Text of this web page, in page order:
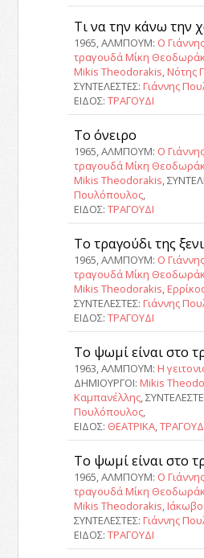
Τι να την κάνω την
1965, ΑΛΜΠΟΥΜ: Ο
τραγουδά Μίκη
Mikis Theodorakis, Νότης
ΣΥΝΤΕΛΕΣΤΕΣ: Γιάννης
ΕΙΔΟΣ: ΤΡΑΓΟΥΔΙ
Το όνειρο
1965, ΑΛΜΠΟΥΜ: Ο
τραγουδά Μίκη
Mikis Theodorakis,
Πουλόπουλος,
ΕΙΔΟΣ: ΤΡΑΓΟΥΔΙ
Το τραγούδι της
1965, ΑΛΜΠΟΥΜ: Ο
τραγουδά Μίκη
Mikis Theodorakis,
ΣΥΝΤΕΛΕΣΤΕΣ: Γιάννης
ΕΙΔΟΣ: ΤΡΑΓΟΥΔΙ
Το ψωμί είναι στο
1963, ΑΛΜΠΟΥΜ: Η
ΔΗΜΙΟΥΡΓΟΙ: Mikis
Καμπανέλλης,
Πουλόπουλος,
ΕΙΔΟΣ: ΘΕΑΤΡΙΚΑ,
Το ψωμί είναι στο
1965, ΑΛΜΠΟΥΜ: Ο
τραγουδά Μίκη
Mikis Theodorakis,
ΣΥΝΤΕΛΕΣΤΕΣ: Γιάννης
ΕΙΔΟΣ: ΤΡΑΓΟΥΔΙ